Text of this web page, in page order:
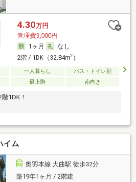
4.30万円
管理費3,000円
1ヶ月
なし
2階 / 1DK（32.84m2）
一人暮らし
バス・トイレ別
最上階 南向き
1DK！
イム
奥羽本線 大曲駅 徒歩32分
築19年1ヶ月 / 2階建